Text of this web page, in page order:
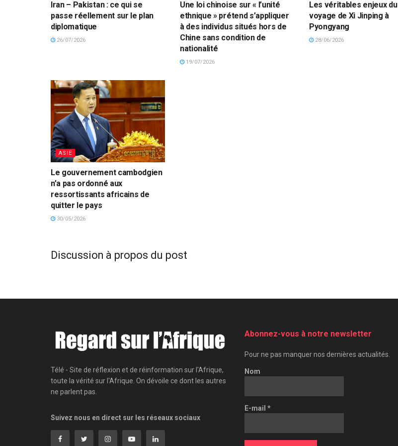
Iran – Pakistan : ce qui se
passe réellement sur le plan
diplomatique
26/07/2026
Une loi chinoise sur « l’unité
ethnique » prétend s’appliquer
à des individus situés hors de
Chine sans condition de
nationalité
19/07/2026
Les véritables enjeux du
voyage de Xi Jinping à
Pyongyang
28/06/2026
ASIE
Le gouvernement cambodgien
n’a pas ordonné aux
ressortissants africains de
quitter le pays
30/05/2026
Discussion à propos du post
Télé - Site de réflexion et de réinformation sur l'Afrique,
toute la vérité sur l'Afrique. On dévoile ce dont les autres
ne parlent pas.
Suivez nous en direct sur les réseaux sociaux
Abonnez-vous à notre newsletter
Pour ne pas manquer nos dernières actualités.
Nom
E-mail *